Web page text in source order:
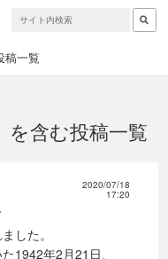
稿一覧
を含む投稿一覧
2020/07/18
17:20
した。
1942年2月21日、